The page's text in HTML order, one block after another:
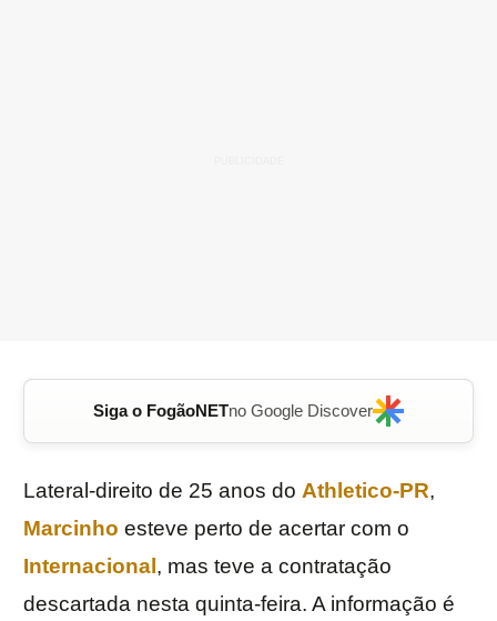
Siga o FogãoNETno Google Discover
Lateral-direito de 25 anos do Athletico-PR,
Marcinho esteve perto de acertar com o
Internacional , mas teve a contratação
descartada nesta quinta-feira. A informação é